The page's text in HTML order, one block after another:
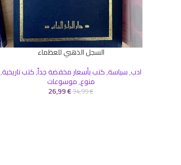
إضافة إلى السلةالسجل الذهبي للعظماء
ادب,سياسة,كتب بأسعار مخفضة جداً,كتب تاريخية,
منوع,موسوعات
34,99€
26,99€